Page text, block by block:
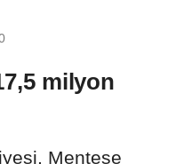
milyon
Menteşe